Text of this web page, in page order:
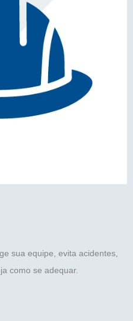
sua equipe, evita acidentes,
como se adequar.